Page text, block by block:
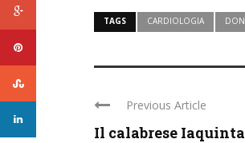
TAGS CARDIOLOGIA
Previous Article
Il calabrese